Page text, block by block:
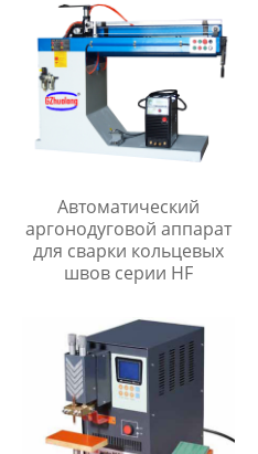
Автоматический
аргонодуговой аппарат
для сварки кольцевых
швов серии HF